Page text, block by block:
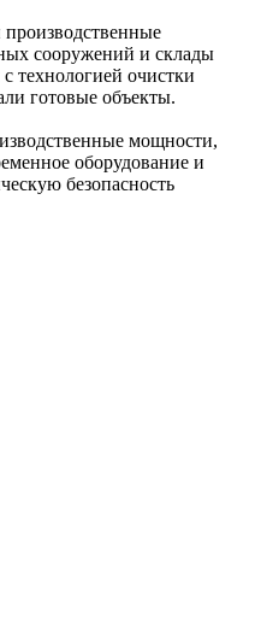
сооружений и склады
технологией очистки
готовые объекты.
мощности,
оборудование и
безопасность